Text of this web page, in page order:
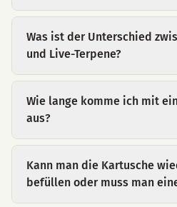
Was ist der Unterschied
und Live-Terpene?
Wie lange komme ich mit
aus?
Kann man die Kartusche
befüllen oder muss man